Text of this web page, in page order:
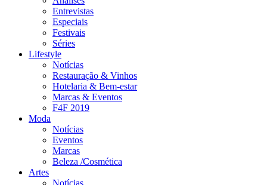
Entrevistas
Especiais
Festivais
Séries
Lifestyle
Notícias
Restauração & Vinhos
Hotelaria & Bem-estar
Marcas & Eventos
F4F 2019
Moda
Notícias
Eventos
Marcas
Beleza /Cosmética
Artes
Notícias